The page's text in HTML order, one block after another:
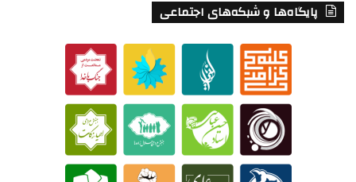
پایگاه‌ها و شبکه‌های اجتماعی